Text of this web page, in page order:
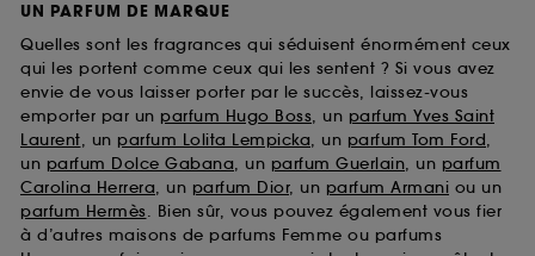
UN PARFUM DE MARQUE
Quelles sont les fragrances qui séduisent énormément ceux
qui les portent comme ceux qui les sentent ? Si vous avez
envie de vous laisser porter par le succès, laissez-vous
emporter par un parfum Hugo Boss, un parfum Yves Saint
Laurent, un parfum Lolita Lempicka, un parfum Tom Ford,
un parfum Dolce Gabana, un parfum Guerlain, un parfum
Carolina Herrera, un parfum Dior, un parfum Armani ou un
parfum Hermès. Bien sûr, vous pouvez également vous fier
à d’autres maisons de parfums Femme ou parfums